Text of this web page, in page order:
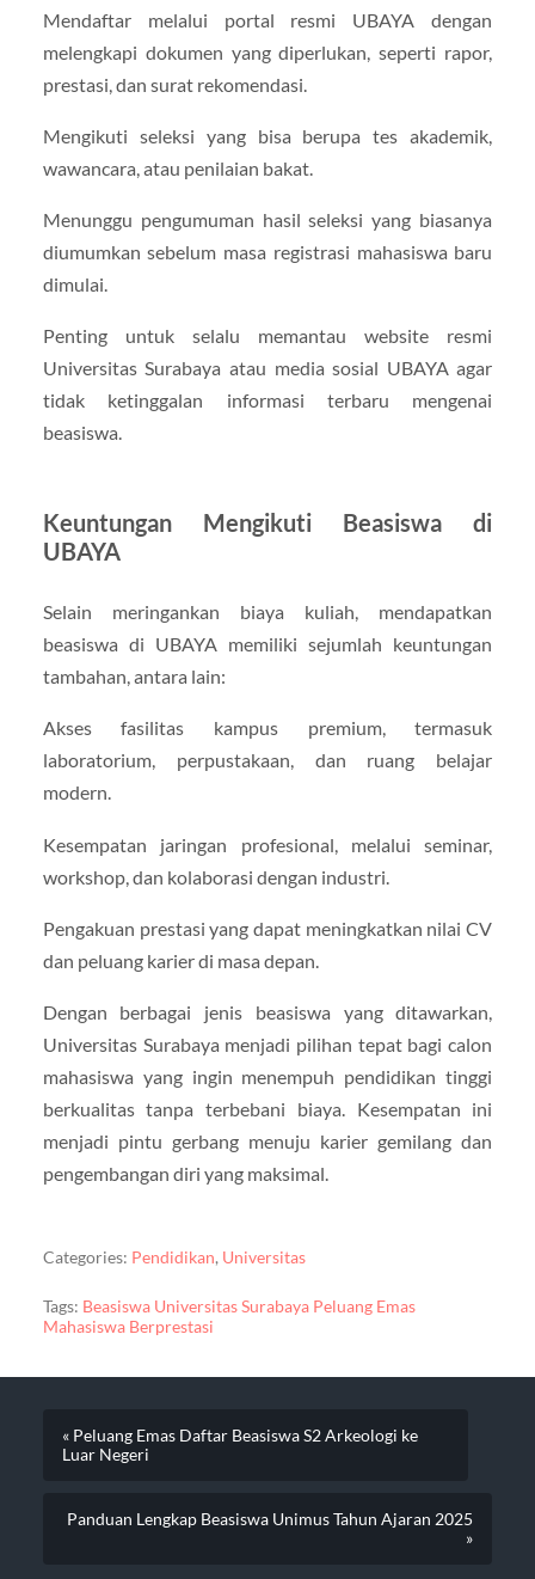
Mendaftar melalui portal resmi UBAYA dengan
melengkapi dokumen yang diperlukan, seperti rapor,
prestasi, dan surat rekomendasi.
Mengikuti seleksi yang bisa berupa tes akademik,
wawancara, atau penilaian bakat.
Menunggu pengumuman hasil seleksi yang biasanya
diumumkan sebelum masa registrasi mahasiswa baru
dimulai.
Penting untuk selalu memantau website resmi
Universitas Surabaya atau media sosial UBAYA agar
tidak ketinggalan informasi terbaru mengenai
beasiswa.
Keuntungan Mengikuti Beasiswa di
UBAYA
Selain meringankan biaya kuliah, mendapatkan
beasiswa di UBAYA memiliki sejumlah keuntungan
tambahan, antara lain:
Akses fasilitas kampus premium, termasuk
laboratorium, perpustakaan, dan ruang belajar
modern.
Kesempatan jaringan profesional, melalui seminar,
workshop, dan kolaborasi dengan industri.
Pengakuan prestasi yang dapat meningkatkan nilai CV
dan peluang karier di masa depan.
Dengan berbagai jenis beasiswa yang ditawarkan,
Universitas Surabaya menjadi pilihan tepat bagi calon
mahasiswa yang ingin menempuh pendidikan tinggi
berkualitas tanpa terbebani biaya. Kesempatan ini
menjadi pintu gerbang menuju karier gemilang dan
pengembangan diri yang maksimal.
Categories: Pendidikan, Universitas
Tags: Beasiswa Universitas Surabaya Peluang Emas
Mahasiswa Berprestasi
« Peluang Emas Daftar Beasiswa S2 Arkeologi ke
Luar Negeri
Panduan Lengkap Beasiswa Unimus Tahun Ajaran 2025
»